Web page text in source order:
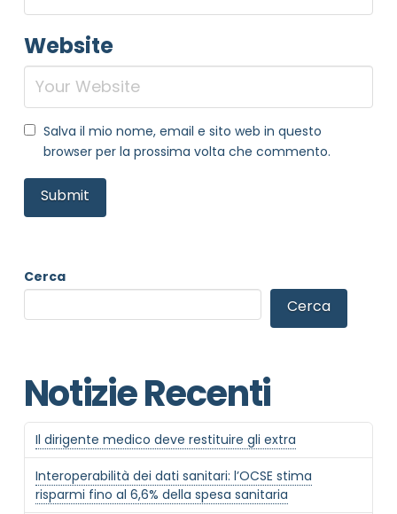
Website
Salva il mio nome, email e sito web in questo
browser per la prossima volta che commento.
Cerca
Cerca
Notizie Recenti
Il dirigente medico deve restituire gli extra
Interoperabilità dei dati sanitari: l’OCSE stima
risparmi fino al 6,6% della spesa sanitaria
NOME STRUTTURA
MAIL REFERENTE
MOTIVO DEL CONTATTO*
Ho preso visione dell'informativa privacy
Newsletter
Desidero rimanere aggiornato sulle ultime
novità dell'Associazione tramite l'iscrizione alla
newsletter
Invia